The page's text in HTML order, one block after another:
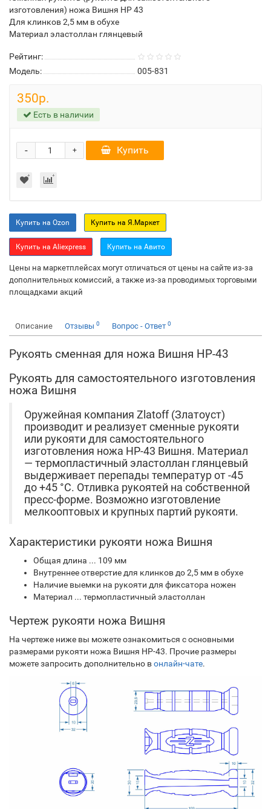
изготовления) ножа Вишня НР 43
Для клинков 2,5 мм в обухе
Материал эластоллан глянцевый
Рейтинг:
Модель:
005-831
350р.
Есть в наличии
+
- Купить
Купить на Ozon Купить на Я.Маркет
Купить на Aliexpress Купить на Авито
Цены на маркетплейсах могут отличаться от цены на сайте из-за
дополнительных комиссий, а также из-за проводимых торговыми
площадками акций
Описание Отзывы 0 Вопрос - Ответ 0
Рукоять сменная для ножа Вишня НР-43
Рукоять для самостоятельного изготовления
ножа Вишня
Оружейная компания Zlatoff (Златоуст)
производит и реализует сменные рукояти
или рукояти для самостоятельного
изготовления ножа НР-43 Вишня. Материал
— термопластичный эластоллан глянцевый
выдерживает перепады температур от -45
до +45 °С. Отливка рукоятей на собственной
пресс-форме. Возможно изготовление
мелкооптовых и крупных партий рукояти.
Характеристики рукояти ножа Вишня
Общая длина ... 109 мм
Внутреннее отверстие для клинков до 2,5 мм в обухе
Наличие выемки на рукояти для фиксатора ножен
Материал ... термопластичный эластоллан
Чертеж рукояти ножа Вишня
На чертеже ниже вы можете ознакомиться с основными
размерами рукояти ножа Вишня НР-43. Прочие размеры
можете запросить дополнительно вонлайн-чате.